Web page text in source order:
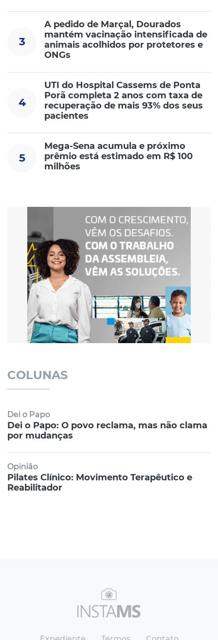
3
A pedido de Marçal, Dourados
mantém vacinação intensificada de
animais acolhidos por protetores e
ONGs
4
UTI do Hospital Cassems de Ponta
Porã completa 2 anos com taxa de
recuperação de mais 93% dos seus
pacientes
5
Mega-Sena acumula e próximo
prêmio está estimado em R$ 100
milhões
COLUNAS
Dei o Papo
Dei o Papo: O povo reclama, mas não clama
por mudanças
Opinião
Pilates Clínico: Movimento Terapêutico e
Reabilitador